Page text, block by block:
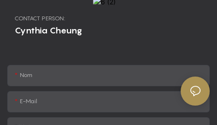
CONTACT PERSON:
Cynthia Cheung
Nom
E-Mail